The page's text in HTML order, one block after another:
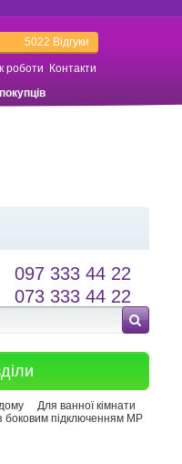
5022 Відгуки
роботи
Контакти
Мова сайту
097 333 44 22
073 333 44 22
Для ванної кімнати
боковим підключенням MP